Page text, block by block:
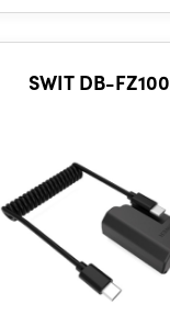
SWIT DB-FZ100